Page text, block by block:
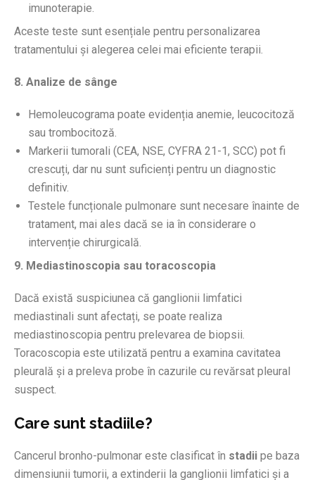
imunoterapie.
Aceste teste sunt esențiale pentru personalizarea
tratamentului și alegerea celei mai eficiente terapii.
8. Analize de sânge
Hemoleucograma poate evidenția anemie, leucocitoză
sau trombocitoză.
Markerii tumorali (CEA, NSE, CYFRA 21-1, SCC) pot fi
crescuți, dar nu sunt suficienți pentru un diagnostic
definitiv.
Testele funcționale pulmonare sunt necesare înainte de
tratament, mai ales dacă se ia în considerare o
intervenție chirurgicală.
9. Mediastinoscopia sau toracoscopia
Dacă există suspiciunea că ganglionii limfatici
mediastinali sunt afectați, se poate realiza
mediastinoscopia pentru prelevarea de biopsii.
Toracoscopia este utilizată pentru a examina cavitatea
pleurală și a preleva probe în cazurile cu revărsat pleural
suspect.
Care sunt stadiile?
Cancerul bronho-pulmonar este clasificat în stadii pe baza
dimensiunii tumorii, a extinderii la ganglionii limfatici și a